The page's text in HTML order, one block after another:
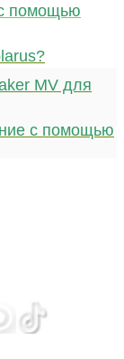
помощью
MV для
с помощью